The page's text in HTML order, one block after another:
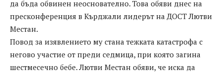
да бъда обвинен неоснователно. Това обяви днес на
пресконференция в Кърджали лидерът на ДОСТ Лютви
Местан.
Повод за изявлението му стана тежката катастрофа с
негово участие от преди седмица, при която загина
шестмесечно бебе. Лютви Местан обяви, че иска да